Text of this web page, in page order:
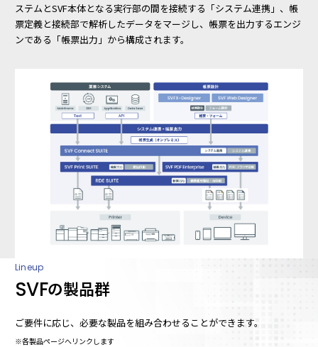
ステムとSVF本体となる実行部の間を接続する 「システム連携」 、帳
票定義と接続部で解析したデータをマージし、帳票を出力するエンジ
ンである 「帳票出力」 から構成されます。
Lineup
SVFの製品群
ご要件に応じ、必要な製品を組み合わせることができます。
※各製品ページへリンクします